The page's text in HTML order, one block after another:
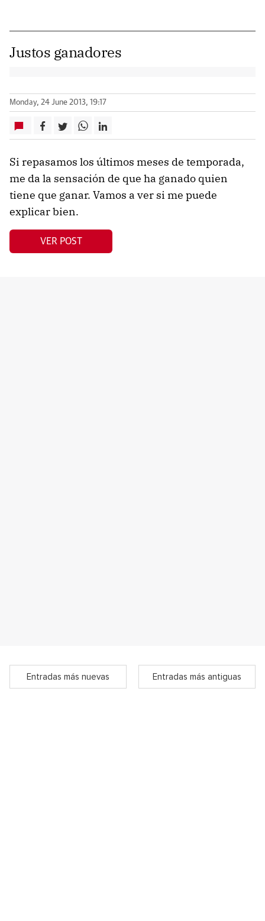
Justos ganadores
Monday, 24 June 2013, 19:17
Si repasamos los últimos meses de temporada,
me da la sensación de que ha ganado quien
tiene que ganar. Vamos a ver si me puede
explicar bien.
VER POST
Entradas más nuevas Entradas más antiguas